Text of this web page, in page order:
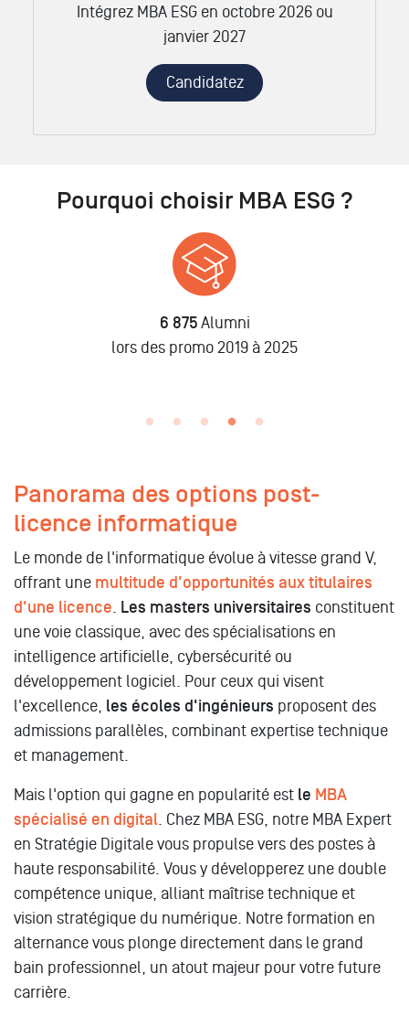
Intégrez MBA ESG en octobre 2026 ou
janvier 2027
Candidatez
Pourquoi choisir MBA ESG ?
6 875 Alumni
lors des promo 2019 à 2025
Panorama des options post-
licence informatique
Le monde de l'informatique évolue à vitesse grand V,
offrant une multitude d'opportunités aux titulaires
d'une licence. Les masters universitaires constituent
une voie classique, avec des spécialisations en
intelligence artificielle, cybersécurité ou
développement logiciel. Pour ceux qui visent
l'excellence, les écoles d'ingénieurs proposent des
admissions parallèles, combinant expertise technique
et management.
Mais l'option qui gagne en popularité est le MBA
spécialisé en digital. Chez MBA ESG, notre MBA Expert
en Stratégie Digitale vous propulse vers des postes à
haute responsabilité. Vous y développerez une double
compétence unique, alliant maîtrise technique et
vision stratégique du numérique. Notre formation en
alternance vous plonge directement dans le grand
bain professionnel, un atout majeur pour votre future
carrière.